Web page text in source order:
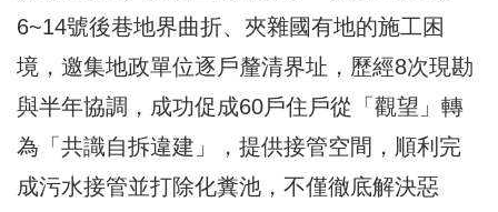
6~14號後巷地界曲折、夾雜國有地的施工困
境，邀集地政單位逐戶釐清界址，歷經8次現勘
與半年協調，成功促成60戶住戶從「觀望」轉
為「共識自拆違建」，提供接管空間，順利完
成污水接管並打除化糞池，不僅徹底解決惡